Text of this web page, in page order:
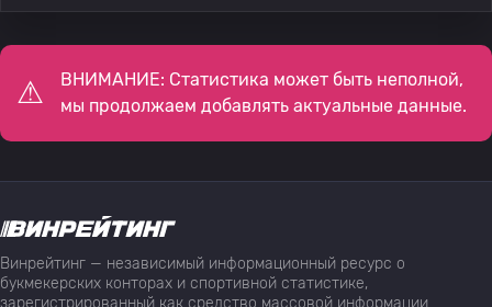
ВНИМАНИЕ: Статистика может быть неполной,
мы продолжаем добавлять актуальные данные.
Винрейтинг — независимый информационный ресурс о
букмекерских конторах и спортивной статистике,
зарегистрированный как средство массовой информации